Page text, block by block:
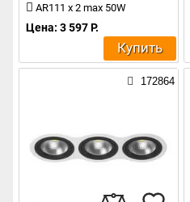
AR111 x 2 max 50W
Цена: 3 597 Р.
Купить
172864